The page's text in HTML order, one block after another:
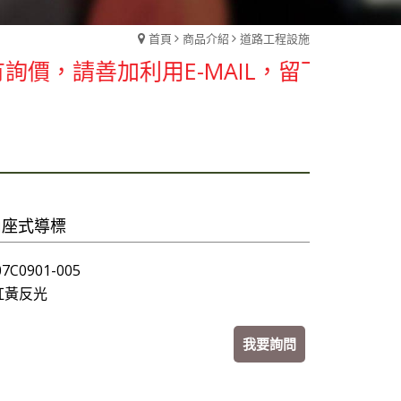
首頁 商品介紹 道路工程設施
請善加利用E-MAIL，留下聯絡資料(
式導標
005
黃反光
我要詢問